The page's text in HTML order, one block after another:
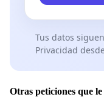
Tus datos
Privacidad
Otras peticiones que